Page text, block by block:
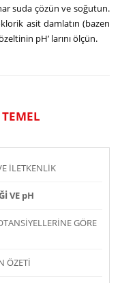
suda çözün ve soğutun.
asit damlatın (bazen
pH’ larını ölçün.
İLETKENLİK
VE pH
GÖRE
ÖZETİ